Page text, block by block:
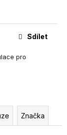
pro
Sdílet
Značka